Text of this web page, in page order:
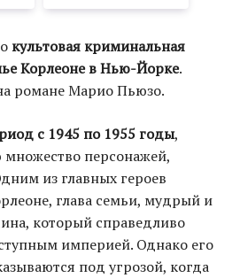
культовая криминальная
Корлеоне в Нью-Йорке.
романе Марио Пьюзо.
с 1945 по 1955 годы,
множество персонажей,
из главных героев
глава семьи, мудрый и
который справедливо
империей. Однако его
под угрозой, когда